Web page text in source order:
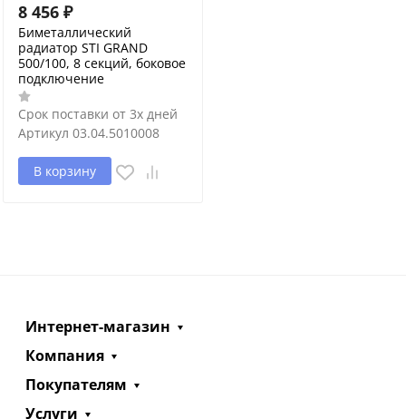
8 456 ₽
Биметаллический
радиатор STI GRAND
500/100, 8 секций, боковое
подключение
Срок поставки от 3х дней
Артикул 03.04.5010008
В корзину
Интернет-магазин
Компания
Покупателям
Услуги